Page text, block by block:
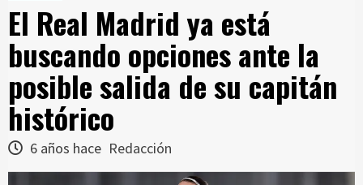
El Real Madrid ya está
buscando opciones ante la
posible salida de su capitán
histórico
6 años hace Redacción